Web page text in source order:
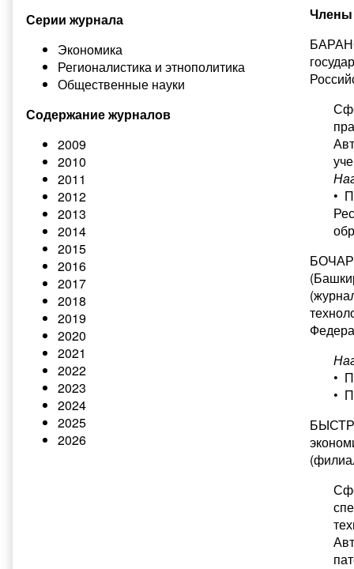
Члены
•
•
•
Серии журнала
Экономика
Регионалистика и этнополитика
Общественные науки
Содержание журналов
2009
2010
2011
2012
2013
2014
2015
2016
2017
2018
2019
2020
2021
2022
2023
2024
2025
2026